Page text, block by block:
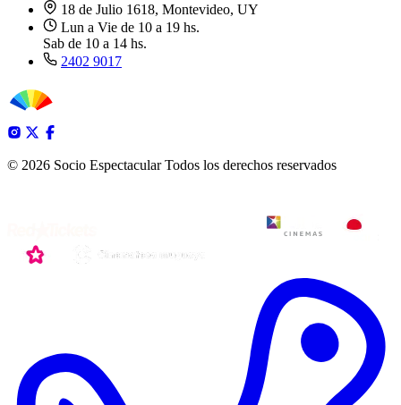
18 de Julio 1618, Montevideo, UY
Lun a Vie de 10 a 19 hs.
Sab de 10 a 14 hs.
2402 9017
© 2026 Socio Espectacular Todos los derechos reservados